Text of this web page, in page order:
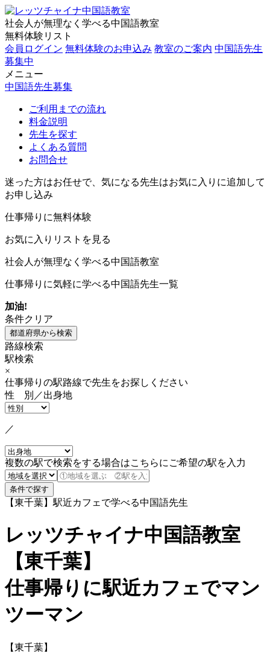
社会人が無理なく学べる中国語教室
無料体験リスト
会員ログイン 無料体験のお申込み 教室のご案内 中国語先生
募集中
メニュー
中国語先生募集
ご利用までの流れ
料金説明
先生を探す
よくある質問
お問合せ
迷った方はお任せで、気になる先生はお気に入りに追加して
お申し込み
仕事帰りに無料体験
お気に入りリストを見る
社会人が無理なく学べる中国語教室
仕事帰りに気軽に学べる中国語先生一覧
加油!
条件クリア
路線検索
駅検索
×
仕事帰りの駅路線で先生をお探しください
性 別／出身地
／
複数の駅で検索をする場合はこちらにご希望の駅を入力
【東千葉】駅近カフェで学べる中国語先生
レッツチャイナ中国語教室
【東千葉】
仕事帰りに駅近カフェでマン
ツーマン
【東千葉】